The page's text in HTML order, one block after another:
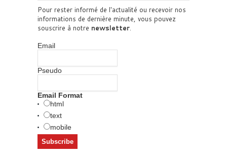
Pour rester informé de l'actualité ou recevoir nos
informations de dernière minute, vous pouvez
souscrire à notre newsletter.
Email
Pseudo
Email Format
html
text
mobile